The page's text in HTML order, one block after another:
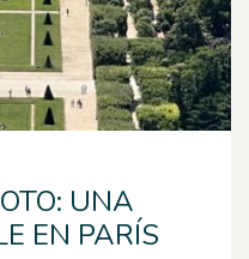
UNA
EN PARÍS